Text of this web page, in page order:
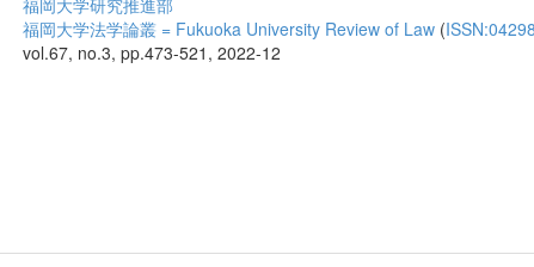
福岡大学研究推進部
福岡大学法学論叢 = Fukuoka University Review of Law (
vol.67, no.3, pp.473-521, 2022-12